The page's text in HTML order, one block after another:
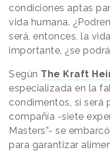
condiciones aptas
vida humana.
será, entonces, la
importante, ¿se
Según The Kraft
especializada en la
condimentos, sí será
compañía -siete
Masters”- se
para garantizar